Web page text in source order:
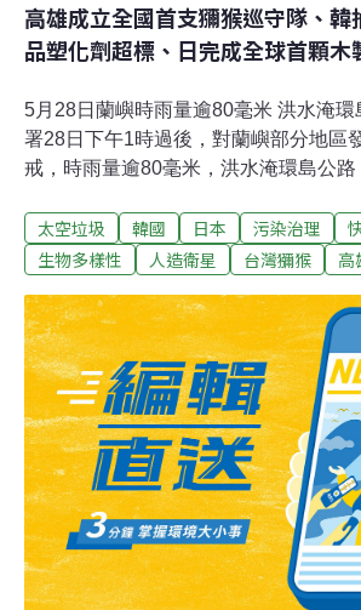
高雄成立全國首支獼猴巡守隊、
品塑化劑超標、日完成全球首顆木
5月28日蘭嶼時雨量逾80毫米 洪水淹環
署28日下午1時過後，對蘭嶼部分地區
戒，時雨量逾80毫米，洪水淹環島公
附近發布一級淹水警戒，時雨量80.5毫
度對蘭嶼燈塔發布淹水2級警戒，3小時
局提災防3計畫新竹縣新豐垃圾掩埋場
故，不僅造成嚴重空汙，更讓消防打火
竹縣環保局今承認原設置的灑水系統已
區域，將啟動災防三項計畫，包含減少
人力及物力管理、垃圾分區堆置並設沼
發生自燃的機率。（聯合報報導）
太空垃圾 韓國 日本 污染治理
生物多樣性
人造衛星 台灣獼猴 高